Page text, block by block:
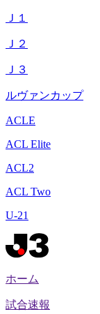
Ｊ１
Ｊ２
Ｊ３
ルヴァンカップ
ACLE
ACL Elite
ACL2
ACL Two
U-21
ホーム
試合速報